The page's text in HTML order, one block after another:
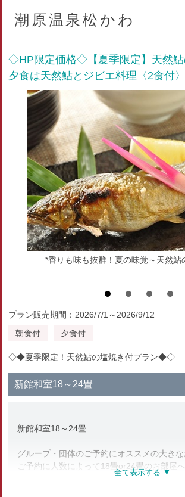
潮原温泉松かわ
◇HP限定価格◇【夏季限定】天然
夕食は天然鮎とジビエ料理〈2食付〉
*香りも味も抜群！夏の味覚～天然鮎
プラン販売期間：2026/7/1～2026/9/12
朝食付
夕食付
◇◆夏季限定！天然鮎の塩焼き付プラン◆◇
新館和室18～24畳
新館和室18～24畳
グループ・団体のご予約にオススメの大きな
ご予約に人数によって18畳or24畳のお部屋